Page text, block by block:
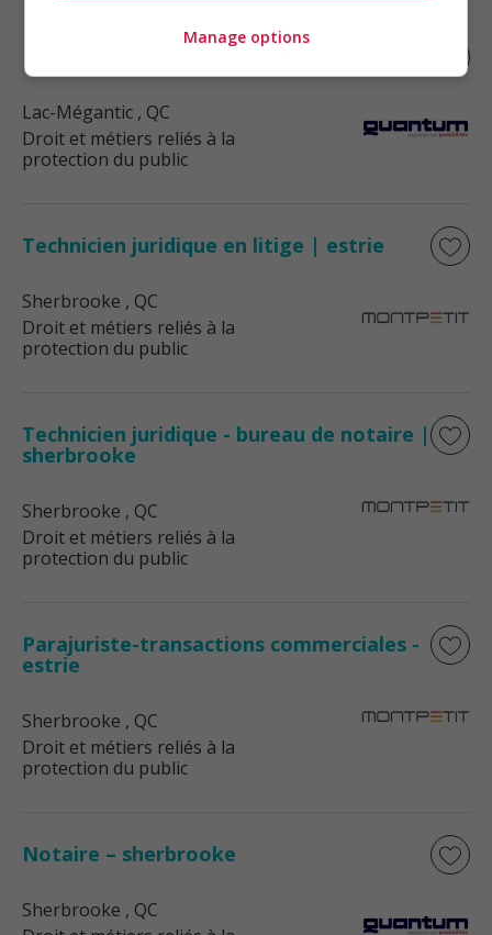
Lac-Mégantic , QC
Droit et métiers reliés à la
protection du public
Technicien juridique en litige | estrie
Sherbrooke , QC
Droit et métiers reliés à la
protection du public
Technicien juridique - bureau de notaire |
sherbrooke
Sherbrooke , QC
Droit et métiers reliés à la
protection du public
Parajuriste-transactions commerciales -
estrie
Sherbrooke , QC
Droit et métiers reliés à la
protection du public
Notaire – sherbrooke
Sherbrooke , QC
Manage options